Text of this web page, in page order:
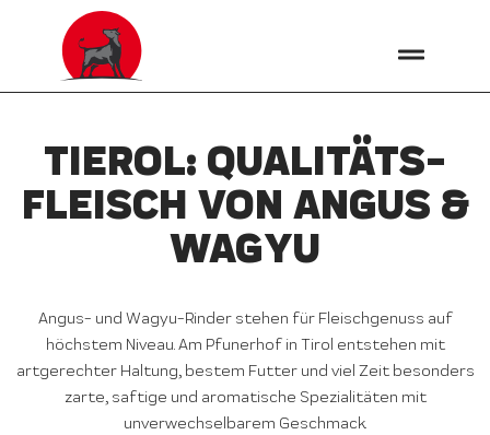
TIEROL: QUALITÄTS­
FLEISCH VON ANGUS &
WAGYU
Angus- und Wagyu-Rinder stehen für Fleischgenuss auf
höchstem Niveau. Am Pfunerhof in Tirol entstehen mit
artgerechter Haltung, bestem Futter und viel Zeit besonders
zarte, saftige und aromatische Spezialitäten mit
unverwechselbarem Geschmack.